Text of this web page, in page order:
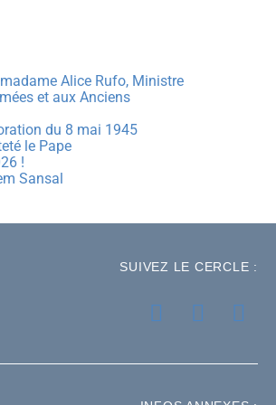
Alice Rufo, Ministre
et aux Anciens
du 8 mai 1945
le Pape
!
Sansal
SUIVEZ LE CERCLE :